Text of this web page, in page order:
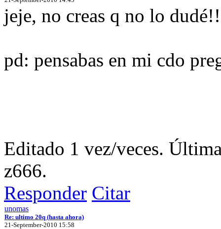
jeje, no creas q no lo dudé!!
pd: pensabas en mi cdo
Editado 1 vez/veces.
z666.
Responder Citar
unomas
Re: ultimo 20q (hasta ahora)
21-September-2010 15:58